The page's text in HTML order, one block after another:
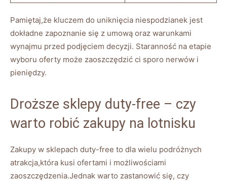
Pamiętaj,że kluczem do uniknięcia niespodzianek jest
dokładne zapoznanie się z umową oraz warunkami
wynajmu przed podjęciem decyzji. Staranność na etapie
wyboru oferty może zaoszczędzić ci sporo nerwów i
pieniędzy.
Droższe sklepy duty-free – czy
warto robić zakupy na lotnisku
Zakupy w sklepach duty-free to dla wielu podróżnych
atrakcja,która kusi ofertami i możliwościami
zaoszczędzenia.Jednak warto zastanowić się, czy